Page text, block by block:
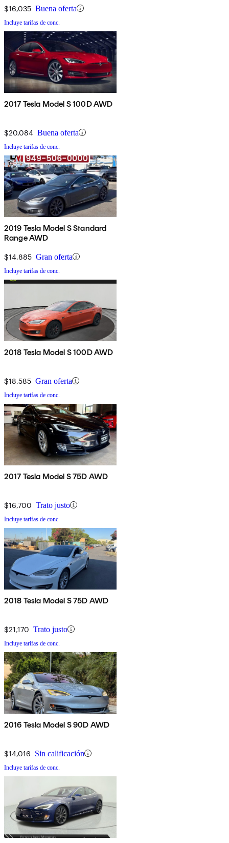
$16,035 Buena oferta
Incluye tarifas de conc.
2017 Tesla Model S 100D AWD
$20,084 Buena oferta
Incluye tarifas de conc.
2019 Tesla Model S Standard
Range AWD
$14,885 Gran oferta
Incluye tarifas de conc.
2018 Tesla Model S 100D AWD
$18,585 Gran oferta
Incluye tarifas de conc.
2017 Tesla Model S 75D AWD
$16,700 Trato justo
Incluye tarifas de conc.
2018 Tesla Model S 75D AWD
$21,170 Trato justo
Incluye tarifas de conc.
2016 Tesla Model S 90D AWD
$14,016 Sin calificación
Incluye tarifas de conc.